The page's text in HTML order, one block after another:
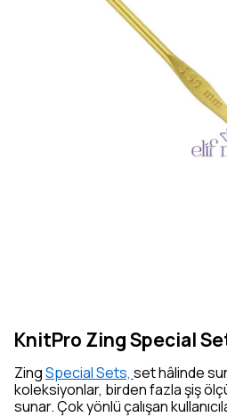
KnitPro Zing Special
ZingSpecial Sets, set hâlinde
koleksiyonlar, birden fazla şiş
sunar. Çok yönlü çalışan